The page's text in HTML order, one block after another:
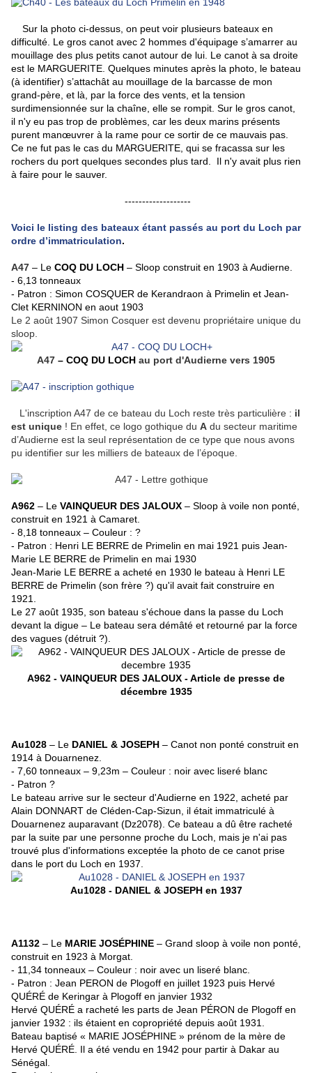
Sur la photo ci-dessus, on peut voir plusieurs bateaux en
difficulté. Le gros canot avec 2 hommes d'équipage s’amarrer au
mouillage des plus petits canot autour de lui. Le canot à sa droite
est le MARGUERITE. Quelques minutes après la photo, le bateau
(à identifier) s’attachât au mouillage de la barcasse de mon
grand-père, et là, par la force des vents, et la tension
surdimensionnée sur la chaîne, elle se rompit. Sur le gros canot,
il n'y eu pas trop de problèmes, car les deux marins présents
purent manœuvrer à la rame pour ce sortir de ce mauvais pas.
Ce ne fut pas le cas du MARGUERITE, qui se fracassa sur les
rochers du port quelques secondes plus tard. Il n'y avait plus rien
à faire pour le sauver.
-------------------
Voici le listing des bateaux étant passés au port du Loch par
ordre d’immatriculation.
A47 – Le COQ DU LOCH – Sloop construit en 1903 à Audierne.
- 6,13 tonneaux
- Patron : Simon COSQUER de Kerandraon à Primelin et Jean-
Clet KERNINON en aout 1903
Le 2 août 1907 Simon Cosquer est devenu propriétaire unique du
sloop.
A47 – COQ DU LOCH au port d'Audierne vers 1905
L'inscription A47 de ce bateau du Loch reste très particulière : il
est unique ! En effet, ce logo gothique du A du secteur maritime
d’Audierne est la seul représentation de ce type que nous avons
pu identifier sur les milliers de bateaux de l’époque.
A962 – Le VAINQUEUR DES JALOUX – Sloop à voile non ponté,
construit en 1921 à Camaret.
- 8,18 tonneaux – Couleur : ?
- Patron : Henri LE BERRE de Primelin en mai 1921 puis Jean-
Marie LE BERRE de Primelin en mai 1930
Jean-Marie LE BERRE a acheté en 1930 le bateau à Henri LE
BERRE de Primelin (son frère ?) qu'il avait fait construire en
1921.
Le 27 août 1935, son bateau s'échoue dans la passe du Loch
devant la digue – Le bateau sera démâté et retourné par la force
des vagues (détruit ?).
A962 - VAINQUEUR DES JALOUX - Article de presse de
décembre 1935
Au1028 – Le DANIEL & JOSEPH – Canot non ponté construit en
1914 à Douarnenez.
- 7,60 tonneaux – 9,23m – Couleur : noir avec liseré blanc
- Patron ?
Le bateau arrive sur le secteur d'Audierne en 1922, acheté par
Alain DONNART de Cléden-Cap-Sizun, il était immatriculé à
Douarnenez auparavant (Dz2078). Ce bateau a dû être racheté
par la suite par une personne proche du Loch, mais je n'ai pas
trouvé plus d'informations exceptée la photo de ce canot prise
dans le port du Loch en 1937.
Au1028 - DANIEL & JOSEPH en 1937
A1132 – Le MARIE JOSÉPHINE – Grand sloop à voile non ponté,
construit en 1923 à Morgat.
- 11,34 tonneaux – Couleur : noir avec un liseré blanc.
- Patron : Jean PERON de Plogoff en juillet 1923 puis Hervé
QUÉRÉ de Keringar à Plogoff en janvier 1932
Hervé QUÉRÉ a racheté les parts de Jean PÉRON de Plogoff en
janvier 1932 : ils étaient en copropriété depuis août 1931.
Bateau baptisé « MARIE JOSÉPHINE » prénom de la mère de
Hervé QUÉRÉ. Il a été vendu en 1942 pour partir à Dakar au
Sénégal.